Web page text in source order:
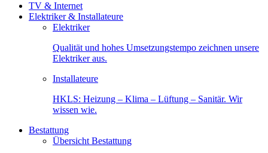
TV & Internet
Elektriker & Installateure
Elektriker
Qualität und hohes Umsetzungstempo zeichnen unsere
Elektriker aus.
Installateure
HKLS: Heizung – Klima – Lüftung – Sanitär. Wir
wissen wie.
Bestattung
Übersicht Bestattung